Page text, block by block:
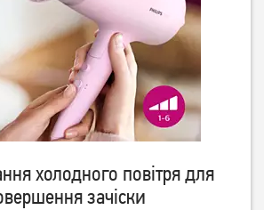
V
Фен Philips 3000
BHD360/20
холодного повітря для
зачіски